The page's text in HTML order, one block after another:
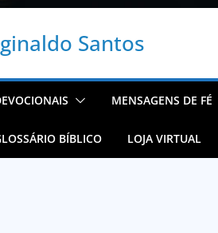
Santos
MENSAGENS DE FÉ
BÍBLICO LOJA VIRTUAL